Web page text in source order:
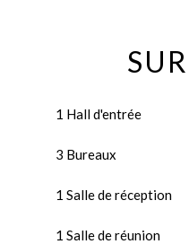
1 Hall d'entrée
3 Bureaux
1 Salle de réception
1 Salle de réunion